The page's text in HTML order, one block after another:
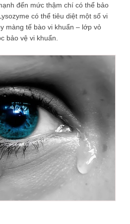
đến mức thậm chí có thể bảo
có thể tiêu diệt một số vi
màng tế bào vi khuẩn – lớp vỏ
bảo vệ vi khuẩn.